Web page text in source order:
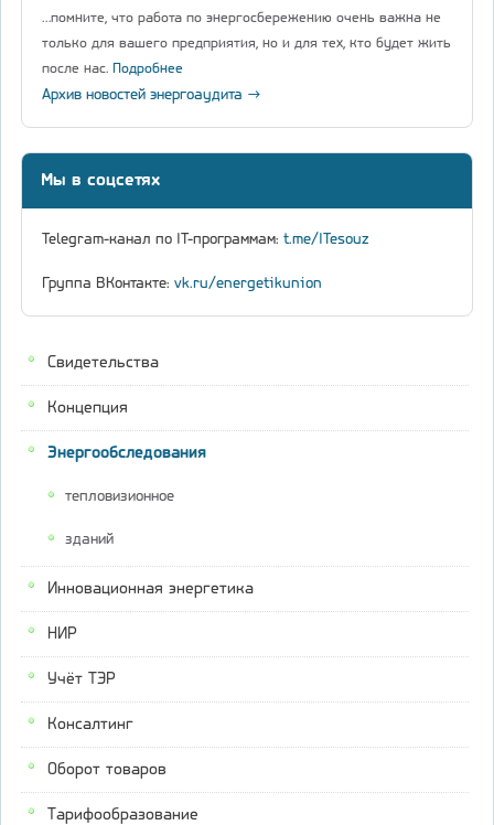
Свидетельства
Концепция
Энергообследования
тепловизионное
зданий
Инновационная энергетика
НИР
Учёт ТЭР
Консалтинг
Оборот товаров
Тарифообразование
…помните, что работа по энергосбережению очень важна не
только для вашего предприятия, но и для тех, кто будет жить
после нас. Подробнее
Архив новостей энергоаудита →
Мы в соцсетях
Telegram-канал по IT-программам: t.me/ITesouz
Группа ВКонтакте: vk.ru/energetikunion